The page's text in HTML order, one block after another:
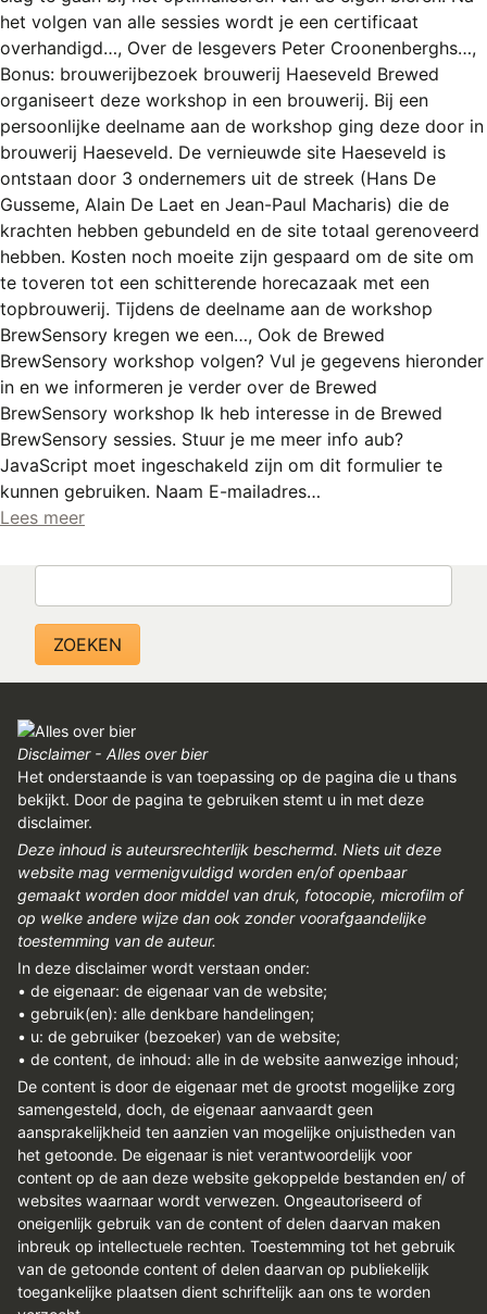
het volgen van alle sessies wordt je een certificaat
overhandigd…, Over de lesgevers Peter Croonenberghs…,
Bonus: brouwerijbezoek brouwerij Haeseveld Brewed
organiseert deze workshop in een brouwerij. Bij een
persoonlijke deelname aan de workshop ging deze door in
brouwerij Haeseveld. De vernieuwde site Haeseveld is
ontstaan door 3 ondernemers uit de streek (Hans De
Gusseme, Alain De Laet en Jean-Paul Macharis) die de
krachten hebben gebundeld en de site totaal gerenoveerd
hebben. Kosten noch moeite zijn gespaard om de site om
te toveren tot een schitterende horecazaak met een
topbrouwerij. Tijdens de deelname aan de workshop
BrewSensory kregen we een…, Ook de Brewed
BrewSensory workshop volgen? Vul je gegevens hieronder
in en we informeren je verder over de Brewed
BrewSensory workshop Ik heb interesse in de Brewed
BrewSensory sessies. Stuur je me meer info aub?
JavaScript moet ingeschakeld zijn om dit formulier te
kunnen gebruiken. Naam E-mailadres…
Lees meer
Disclaimer - Alles over bier
Het onderstaande is van toepassing op de pagina die u thans
bekijkt. Door de pagina te gebruiken stemt u in met deze
disclaimer.
Deze inhoud is auteursrechterlijk beschermd. Niets uit deze
website mag vermenigvuldigd worden en/of openbaar
gemaakt worden door middel van druk, fotocopie, microfilm of
op welke andere wijze dan ook zonder voorafgaandelijke
toestemming van de auteur.
In deze disclaimer wordt verstaan onder:
• de eigenaar: de eigenaar van de website;
• gebruik(en): alle denkbare handelingen;
• u: de gebruiker (bezoeker) van de website;
• de content, de inhoud: alle in de website aanwezige inhoud;
De content is door de eigenaar met de grootst mogelijke zorg
samengesteld, doch, de eigenaar aanvaardt geen
aansprakelijkheid ten aanzien van mogelijke onjuistheden van
het getoonde. De eigenaar is niet verantwoordelijk voor
content op de aan deze website gekoppelde bestanden en/ of
websites waarnaar wordt verwezen. Ongeautoriseerd of
oneigenlijk gebruik van de content of delen daarvan maken
inbreuk op intellectuele rechten. Toestemming tot het gebruik
van de getoonde content of delen daarvan op publiekelijk
toegankelijke plaatsen dient schriftelijk aan ons te worden